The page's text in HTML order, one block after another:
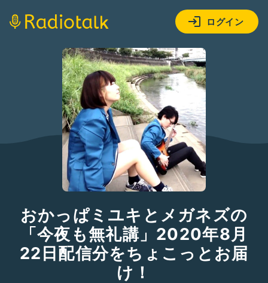
ログイン
おかっぱミユキとメガネズの
「今夜も無礼講」2020年8月
22日配信分をちょこっとお届
け！